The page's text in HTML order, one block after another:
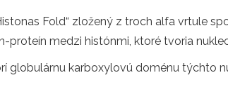
Fold“ zložený z troch alfa vrtule
proteín medzi histónmi, ktoré tvoria
globulárnu karboxylovú doménu týchto